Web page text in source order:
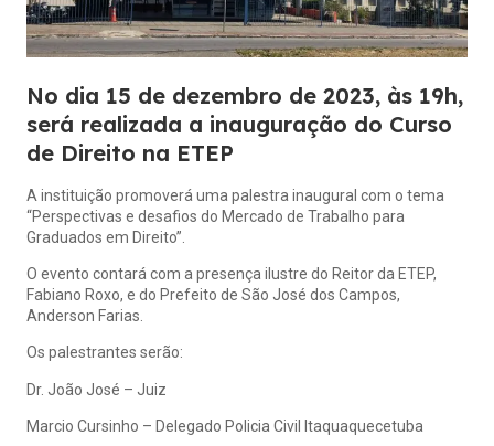
No dia 15 de dezembro de 2023, às 19h,
será realizada a inauguração do Curso
de Direito na ETEP
A instituição promoverá uma palestra inaugural com o tema
“Perspectivas e desafios do Mercado de Trabalho para
Graduados em Direito”.
O evento contará com a presença ilustre do Reitor da ETEP,
Fabiano Roxo, e do Prefeito de São José dos Campos,
Anderson Farias.
Os palestrantes serão:
Dr. João José – Juiz
Marcio Cursinho – Delegado Policia Civil Itaquaquecetuba